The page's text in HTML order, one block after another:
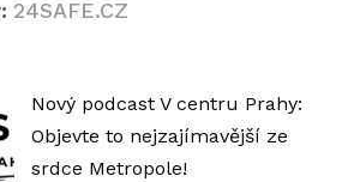
24SAFE.CZ
Nový podcast V centru Prahy:
Objevte to nejzajímavější ze
srdce Metropole!